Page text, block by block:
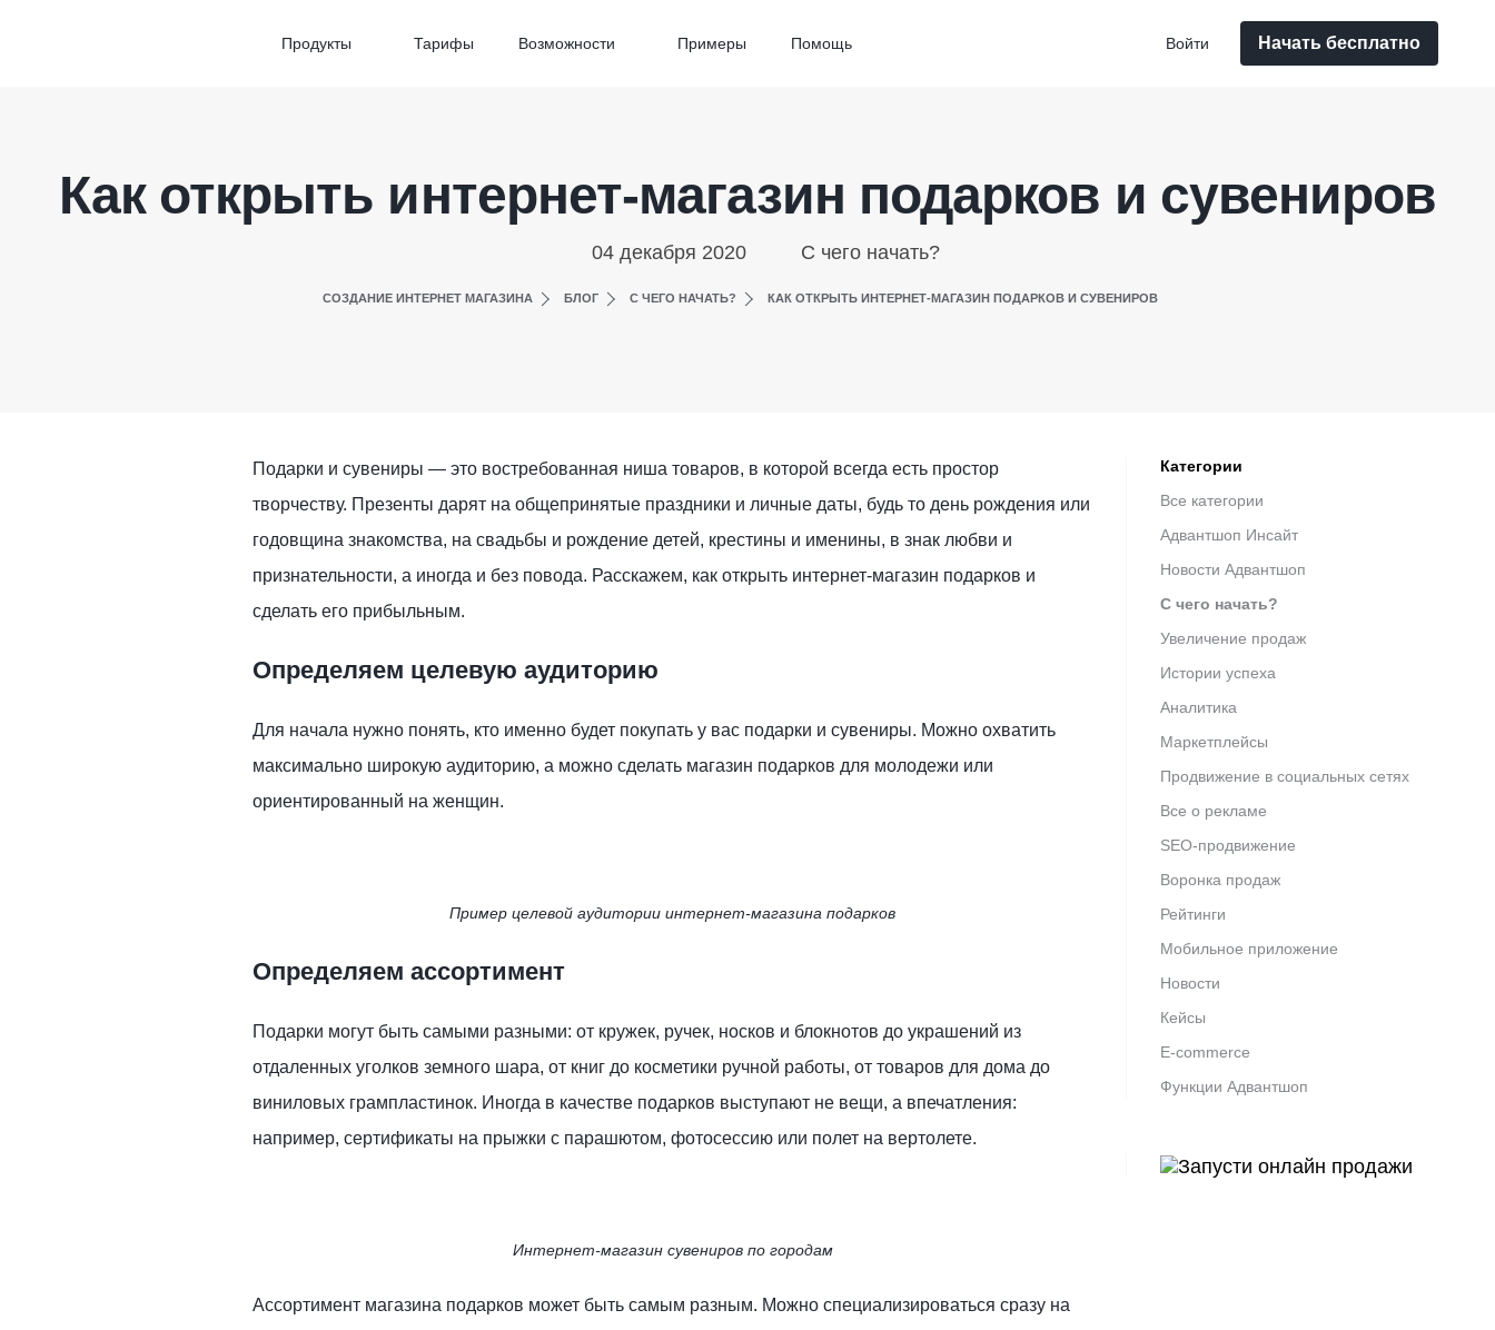
Продукты Тарифы Возможности Примеры Помощь Начать бесплатно
Войти
Как открыть интернет-магазин подарков и сувениров
04 декабря 2020 С чего начать?
СОЗДАНИЕ ИНТЕРНЕТ МАГАЗИНА БЛОГ С ЧЕГО НАЧАТЬ? КАК ОТКРЫТЬ ИНТЕРНЕТ-МАГАЗИН ПОДАРКОВ И СУВЕНИРОВ
Категории
Все категории
Адвантшоп Инсайт
Новости Адвантшоп
С чего начать?
Увеличение продаж
Истории успеха
Аналитика
Маркетплейсы
Продвижение в социальных сетях
Все о рекламе
SEO-продвижение
Воронка продаж
Рейтинги
Мобильное приложение
Новости
Кейсы
E-commerce
Функции Адвантшоп
Подарки и сувениры — это востребованная ниша товаров, в которой всегда есть простор
творчеству. Презенты дарят на общепринятые праздники и личные даты, будь то день рождения или
годовщина знакомства, на свадьбы и рождение детей, крестины и именины, в знак любви и
признательности, а иногда и без повода. Расскажем, как открыть интернет-магазин подарков и
сделать его прибыльным.
Определяем целевую аудиторию
Для начала нужно понять, кто именно будет покупать у вас подарки и сувениры. Можно охватить
максимально широкую аудиторию, а можно сделать магазин подарков для молодежи или
ориентированный на женщин.
Пример целевой аудитории интернет-магазина подарков
Определяем ассортимент
Подарки могут быть самыми разными: от кружек, ручек, носков и блокнотов до украшений из
отдаленных уголков земного шара, от книг до косметики ручной работы, от товаров для дома до
виниловых грампластинок. Иногда в качестве подарков выступают не вещи, а впечатления:
например, сертификаты на прыжки с парашютом, фотосессию или полет на вертолете.
Интернет-магазин сувениров по городам
Ассортимент магазина подарков может быть самым разным. Можно специализироваться сразу на